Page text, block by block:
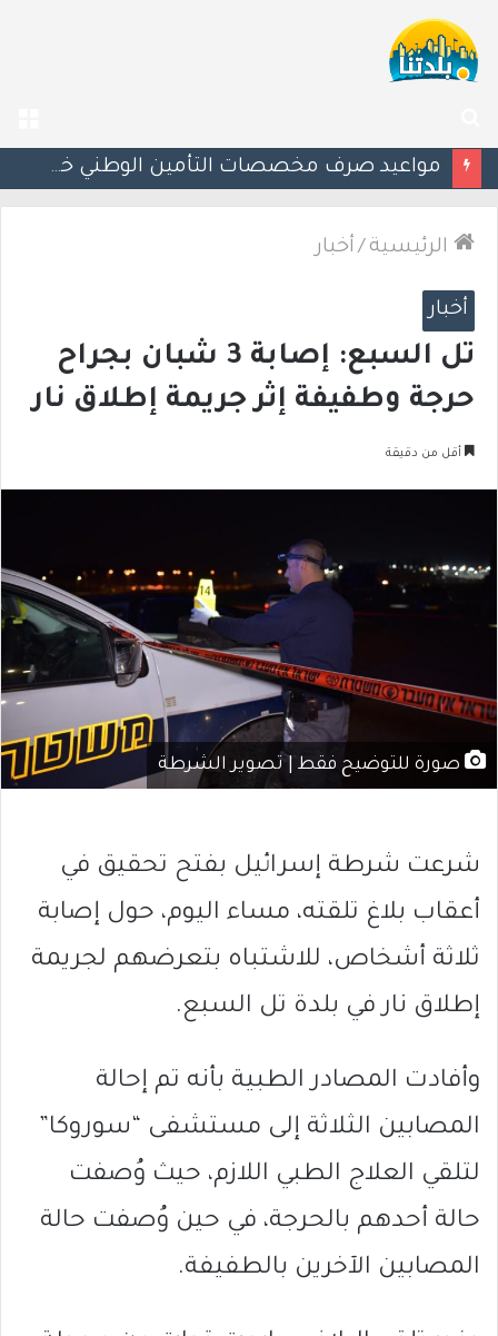
عن
إسرائيل تحذر مواطنيها في اليونان من احتجاجات مرتبطة بحرب غزة
الرئيسية / أخبار
أخبار
تل السبع: إصابة 3 شبان بجراح
حرجة وطفيفة إثر جريمة إطلاق نار
أقل من دقيقة
صورة للتوضيح فقط | تصوير الشرطة
شرعت شرطة إسرائيل بفتح تحقيق في
أعقاب بلاغ تلقته، مساء اليوم، حول إصابة
ثلاثة أشخاص، للاشتباه بتعرضهم لجريمة
إطلاق نار في بلدة تل السبع.
وأفادت المصادر الطبية بأنه تم إحالة
المصابين الثلاثة إلى مستشفى “سوروكا”
لتلقي العلاج الطبي اللازم، حيث وُصفت
حالة أحدهم بالحرجة، في حين وُصفت حالة
المصابين الآخرين بالطفيفة.